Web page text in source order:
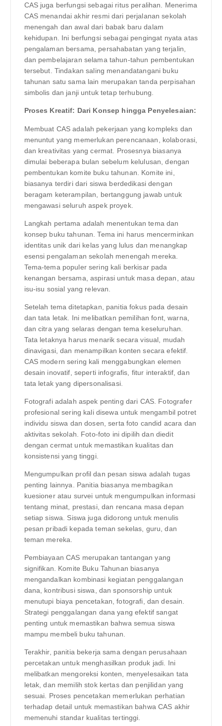
CAS juga berfungsi sebagai ritus peralihan. Menerima
CAS menandai akhir resmi dari perjalanan sekolah
menengah dan awal dari babak baru dalam
kehidupan. Ini berfungsi sebagai pengingat nyata atas
pengalaman bersama, persahabatan yang terjalin,
dan pembelajaran selama tahun-tahun pembentukan
tersebut. Tindakan saling menandatangani buku
tahunan satu sama lain merupakan tanda perpisahan
simbolis dan janji untuk tetap terhubung.
Proses Kreatif: Dari Konsep hingga Penyelesaian:
Membuat CAS adalah pekerjaan yang kompleks dan
menuntut yang memerlukan perencanaan, kolaborasi,
dan kreativitas yang cermat. Prosesnya biasanya
dimulai beberapa bulan sebelum kelulusan, dengan
pembentukan komite buku tahunan. Komite ini,
biasanya terdiri dari siswa berdedikasi dengan
beragam keterampilan, bertanggung jawab untuk
mengawasi seluruh aspek proyek.
Langkah pertama adalah menentukan tema dan
konsep buku tahunan. Tema ini harus mencerminkan
identitas unik dari kelas yang lulus dan menangkap
esensi pengalaman sekolah menengah mereka.
Tema-tema populer sering kali berkisar pada
kenangan bersama, aspirasi untuk masa depan, atau
isu-isu sosial yang relevan.
Setelah tema ditetapkan, panitia fokus pada desain
dan tata letak. Ini melibatkan pemilihan font, warna,
dan citra yang selaras dengan tema keseluruhan.
Tata letaknya harus menarik secara visual, mudah
dinavigasi, dan menampilkan konten secara efektif.
CAS modern sering kali menggabungkan elemen
desain inovatif, seperti infografis, fitur interaktif, dan
tata letak yang dipersonalisasi.
Fotografi adalah aspek penting dari CAS. Fotografer
profesional sering kali disewa untuk mengambil potret
individu siswa dan dosen, serta foto candid acara dan
aktivitas sekolah. Foto-foto ini dipilih dan diedit
dengan cermat untuk memastikan kualitas dan
konsistensi yang tinggi.
Mengumpulkan profil dan pesan siswa adalah tugas
penting lainnya. Panitia biasanya membagikan
kuesioner atau survei untuk mengumpulkan informasi
tentang minat, prestasi, dan rencana masa depan
setiap siswa. Siswa juga didorong untuk menulis
pesan pribadi kepada teman sekelas, guru, dan
teman mereka.
Pembiayaan CAS merupakan tantangan yang
signifikan. Komite Buku Tahunan biasanya
mengandalkan kombinasi kegiatan penggalangan
dana, kontribusi siswa, dan sponsorship untuk
menutupi biaya pencetakan, fotografi, dan desain.
Strategi penggalangan dana yang efektif sangat
penting untuk memastikan bahwa semua siswa
mampu membeli buku tahunan.
Terakhir, panitia bekerja sama dengan perusahaan
percetakan untuk menghasilkan produk jadi. Ini
melibatkan mengoreksi konten, menyelesaikan tata
letak, dan memilih stok kertas dan penjilidan yang
sesuai. Proses pencetakan memerlukan perhatian
terhadap detail untuk memastikan bahwa CAS akhir
memenuhi standar kualitas tertinggi.